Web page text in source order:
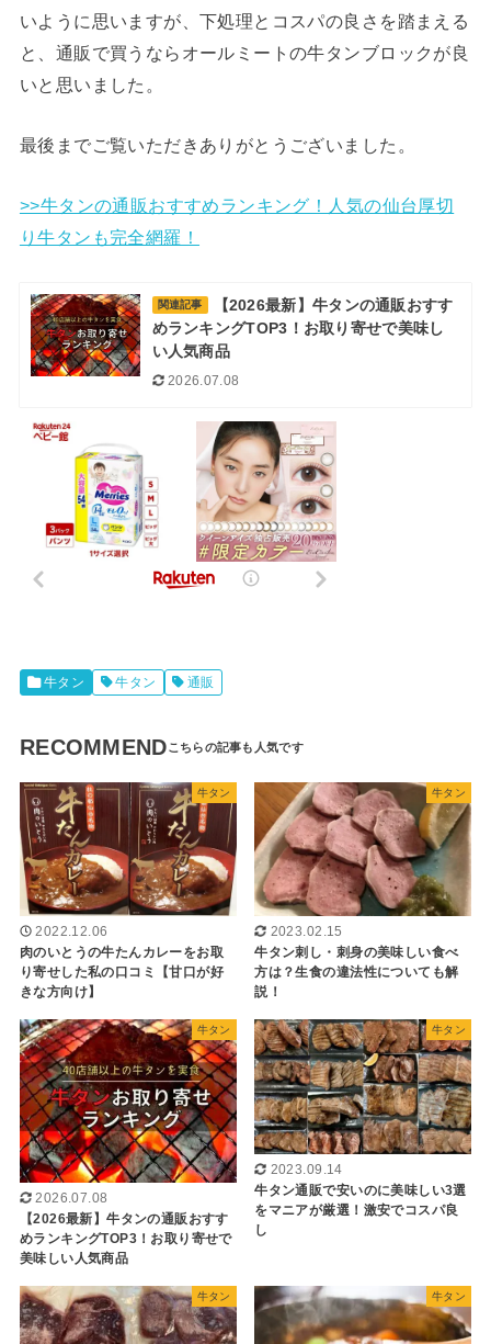
いように思いますが、下処理とコスパの良さを踏まえる
と、通販で買うならオールミートの牛タンブロックが良
いと思いました。
最後までご覧いただきありがとうございました。
>>牛タンの通販おすすめランキング！人気の仙台厚切
り牛タンも完全網羅！
関連記事
【2026最新】牛タンの通販おすす
めランキングTOP3！お取り寄せで美味し
い人気商品
2026.07.08
牛タン 牛タン 通販
RECOMMEND
牛タン
2022.12.06
肉のいとうの牛たんカレーをお取
り寄せした私の口コミ【甘口が好
きな方向け】
牛タン
2023.02.15
牛タン刺し・刺身の美味しい食べ
方は？生食の違法性についても解
説！
牛タン
2026.07.08
【2026最新】牛タンの通販おすす
めランキングTOP3！お取り寄せで
美味しい人気商品
牛タン
2023.09.14
牛タン通販で安いのに美味しい3選
をマニアが厳選！激安でコスパ良
し
牛タン 牛タン